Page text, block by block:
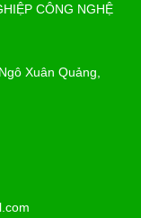
CÔNG NGHỆ
Xuân Quảng,